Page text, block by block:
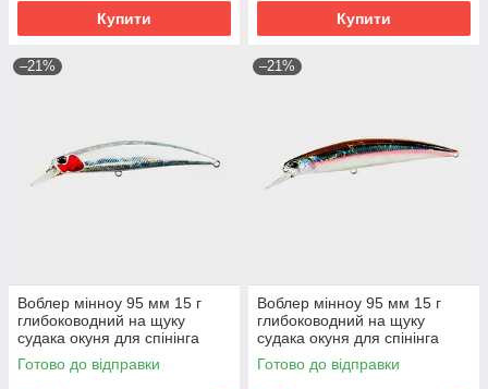
Купити Купити
–21%
Воблер мінноу 95 мм 15 г
глибоководний на щуку
судака окуня для спінінга
359-1
Готово до відправки
–21%
Воблер мінноу 95 мм 15 г
глибоководний на щуку
судака окуня для спінінга
359-2
Готово до відправки